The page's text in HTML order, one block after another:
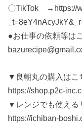
〇TikTok →https://
●お仕事の依頼等
▼良朝丸の購入はこ
https://shop.p2c-
▼レンジでも使える
https://ichiban-